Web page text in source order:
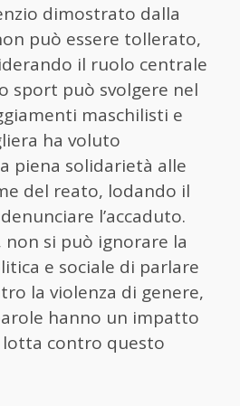
dimostrato dalla
può essere tollerato,
il ruolo centrale
sport può svolgere nel
maschilisti e
ha voluto
piena solidarietà alle
del reato, lodando il
l’accaduto.
non si può ignorare la
e sociale di parlare
la violenza di genere,
hanno un impatto
contro questo